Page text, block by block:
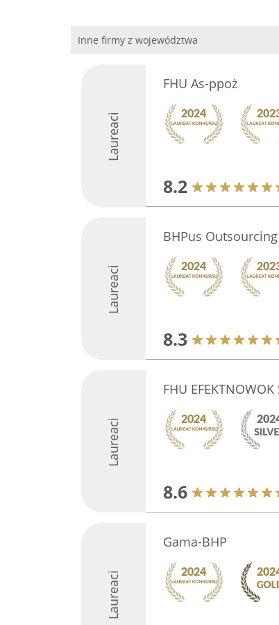
Inne firmy z województwa
Laureaci
FHU As-ppoż
8.2
Laureaci
BHPus Outsourcing
8.3
Laureaci
FHU
8.6
Laureaci
Gama-BHP